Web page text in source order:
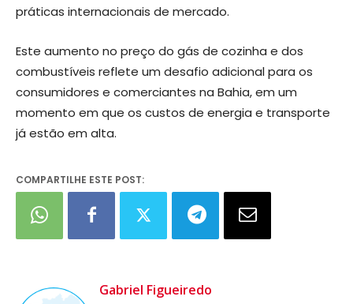
práticas internacionais de mercado.
Este aumento no preço do gás de cozinha e dos
combustíveis reflete um desafio adicional para os
consumidores e comerciantes na Bahia, em um
momento em que os custos de energia e transporte
já estão em alta.
COMPARTILHE ESTE POST:
Gabriel Figueiredo